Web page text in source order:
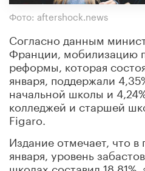
Фото: aftershock.news
Согласно данным
Франции, мобилизацию
реформы, которая
января, поддержали
начальной школы и
колледжей и старшей
Figaro.
Издание отмечает, что
января, уровень
школах составил